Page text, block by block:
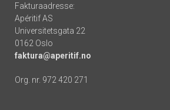
Fakturaadresse:
Apéritif AS
Universitetsgata 22
0162 Oslo
faktura@aperitif.no
Org. nr. 972 420 271